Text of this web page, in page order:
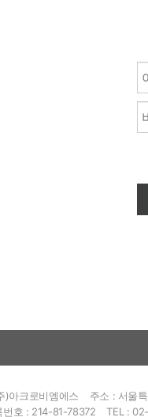
)아크로비엠에스 주소 : 서울
번호 : 214-81-78372
TEL :